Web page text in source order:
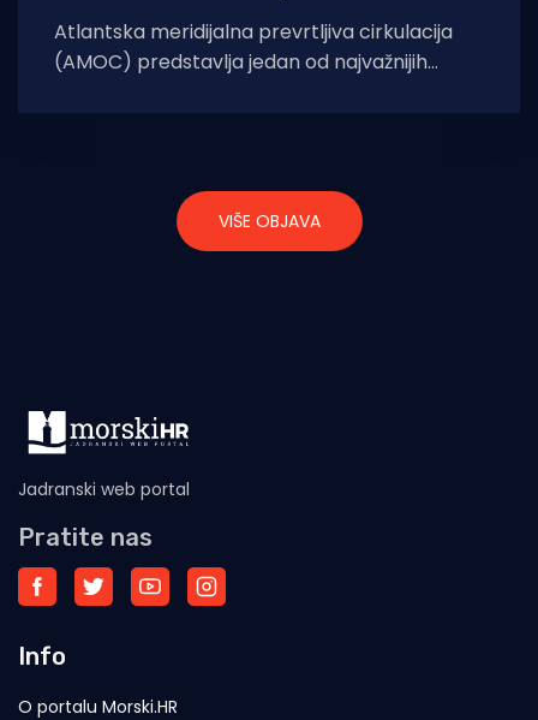
Atlantska meridijalna prevrtljiva cirkulacija
(AMOC) predstavlja jedan od najvažnijih
toplinu iz tropskih područja prema
VIŠE OBJAVA
Jadranski web portal
Pratite nas
Info
O portalu Morski.HR